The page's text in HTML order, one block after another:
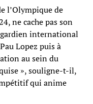
l’Olympique de
ne cache pas son
international
Lopez puis à
au sein du
», souligne-t-il,
qui anime